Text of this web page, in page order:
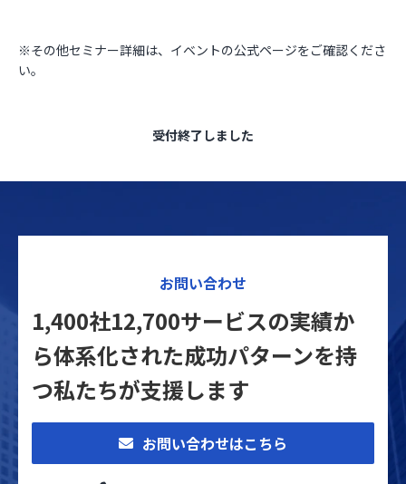
※その他セミナー詳細は、イベントの公式ページをご確認くださ
い。
受付終了しました
お問い合わせ
1,400社12,700サービスの実績か
ら体系化された成功パターンを持
つ私たちが支援します
お問い合わせはこちら